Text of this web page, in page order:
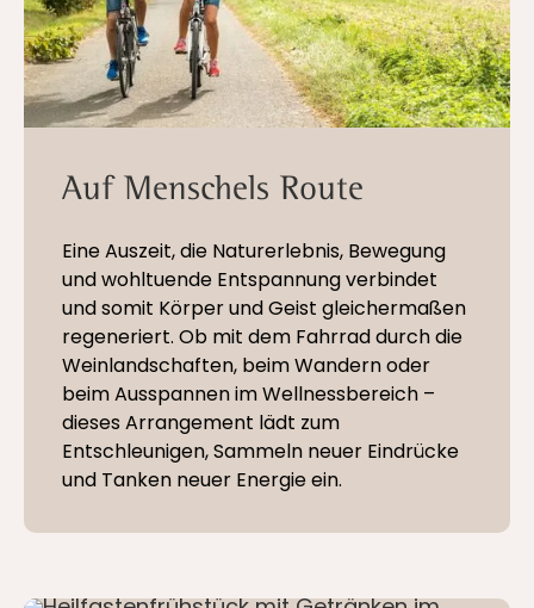
Auf Menschels Route
Eine Auszeit, die Naturerlebnis, Bewegung
und wohltuende Entspannung verbindet
und somit Körper und Geist gleichermaßen
regeneriert. Ob mit dem Fahrrad durch die
Weinlandschaften, beim Wandern oder
beim Ausspannen im Wellnessbereich –
dieses Arrangement lädt zum
Entschleunigen, Sammeln neuer Eindrücke
und Tanken neuer Energie ein.